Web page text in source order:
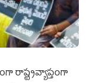
రాష్ట్రవ్యాప్తంగా